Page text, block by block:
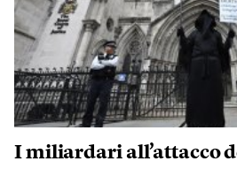
I miliardari all’attacco